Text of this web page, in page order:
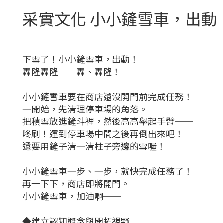
采實文化 小小鏟雪車，出動
下雪了！小小鏟雪車，出動！
轟隆轟隆──轟、轟隆！
小小鏟雪車要在商店還沒開門前完成任務！
一開始，先清理停車場的角落。
把積雪放進鏟斗裡，然後高高舉起手臂──
咚刷！運到停車場中間之後再倒出來吧！
還要用鏟子清一清柱子旁邊的雪喔！
小小鏟雪車一步、一步，就快完成任務了！
再一下下，商店即將開門。
小小鏟雪車，加油啊──